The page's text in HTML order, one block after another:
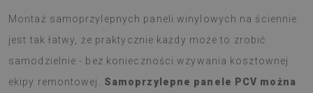
Montaż samoprzylepnych paneli winylowych na ściennie
jest tak łatwy, że praktycznie każdy może to zrobić
samodzielnie - bez konieczności wzywania kosztownej
ekipy remontowej. Samoprzylepne panele PCV można